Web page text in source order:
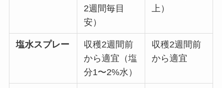
2週間毎目
安）
上）
塩水スプレー
収穫2週間前
から適宜（塩
分1〜2%水）
収穫2週間前
から適宜